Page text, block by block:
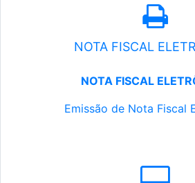
NOTA FISCAL
NOTA FISCAL
Emissão de Nota Fiscal